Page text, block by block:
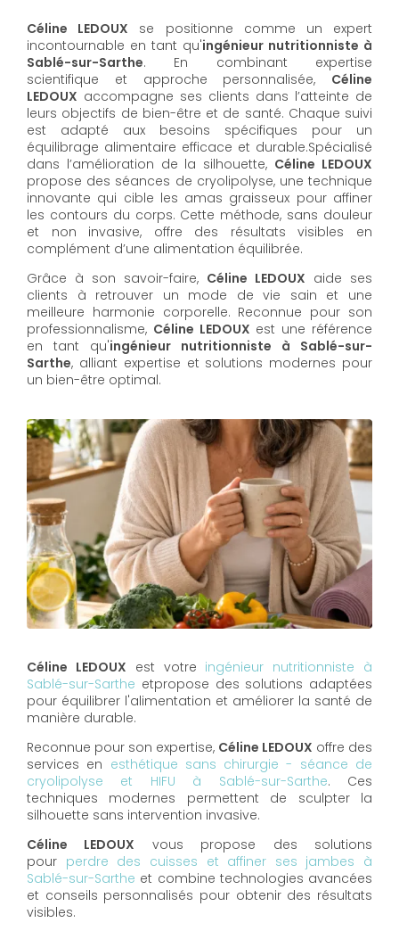
Céline LEDOUX se positionne comme un expert
incontournable en tant qu'ingénieur nutritionniste à
Sablé-sur-Sarthe. En combinant expertise
scientifique et approche personnalisée, Céline
LEDOUX accompagne ses clients dans l’atteinte de
leurs objectifs de bien-être et de santé. Chaque suivi
est adapté aux besoins spécifiques pour un
équilibrage alimentaire efficace et durable.Spécialisé
dans l’amélioration de la silhouette, Céline LEDOUX
propose des séances de cryolipolyse, une technique
innovante qui cible les amas graisseux pour affiner
les contours du corps. Cette méthode, sans douleur
et non invasive, offre des résultats visibles en
complément d’une alimentation équilibrée.
Grâce à son savoir-faire, Céline LEDOUX aide ses
clients à retrouver un mode de vie sain et une
meilleure harmonie corporelle. Reconnue pour son
professionnalisme, Céline LEDOUX est une référence
en tant qu'ingénieur nutritionniste à Sablé-sur-
Sarthe, alliant expertise et solutions modernes pour
un bien-être optimal.
Céline LEDOUX est votre ingénieur nutritionniste à
Sablé-sur-Sarthe etpropose des solutions adaptées
pour équilibrer l'alimentation et améliorer la santé de
manière durable.
Reconnue pour son expertise, Céline LEDOUX offre des
services en esthétique sans chirurgie - séance de
cryolipolyse et HIFU à Sablé-sur-Sarthe. Ces
techniques modernes permettent de sculpter la
silhouette sans intervention invasive.
Céline LEDOUX vous propose des solutions
pour perdre des cuisses et affiner ses jambes à
Sablé-sur-Sarthe et combine technologies avancées
et conseils personnalisés pour obtenir des résultats
visibles.